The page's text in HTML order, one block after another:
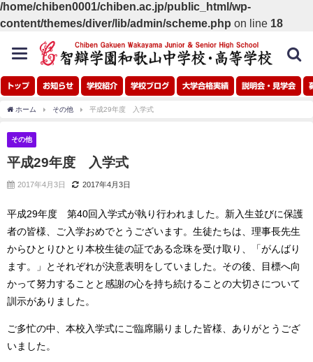
/home/chiben0001/chiben.ac.jp/public_html/wp-
content/themes/diver/lib/admin/scheme.php on line 18
toggle
navigation
トップ お知らせ 学校紹介 学校ブログ 大学合格実績 説明会・見学会
ホーム その他 平成29年度 入学式
その他
平成29年度 入学式
2017年4月3日 2017年4月3日
平成29年度 第40回入学式が執り行われました。新入生並びに保護
者の皆様、ご入学おめでとうございます。生徒たちは、理事長先生
からひとりひとり本校生徒の証である念珠を受け取り、「がんばり
ます。」とそれぞれが決意表明をしていました。その後、目標へ向
かって努力することと感謝の心を持ち続けることの大切さについて
訓示がありました。
ご多忙の中、本校入学式にご臨席賜りました皆様、ありがとうござ
いました。